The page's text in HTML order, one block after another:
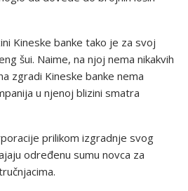
Kineske banke tako je za svoj
šui. Naime, na njoj nema nikakvih
zgradi Kineske banke nema
u njenoj blizini smatra
prilikom izgradnje svog
određenu sumu novca za